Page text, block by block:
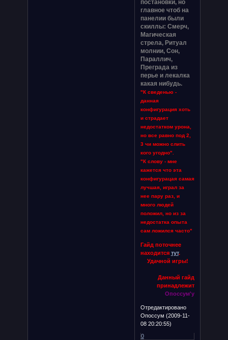
постановки, но
главное чтоб на
панелии были
скиллы: Смерч,
Магическая
стрела, Ритуал
молнии, Сон,
Параллич,
Преграда из
перье и лекалка
какая нибудь.
"К сведенью -
данная
конфигурация хоть
и страдает
недостатком урона,
но все равно под 2,
3 чи можно слить
кого угодно".
"К слову - мне
кажется что эта
конфигурацая самая
лучшая, играл за
нее пару раз, и
много людей
положил, но из за
недостатка опыта
сам ложился часто"
Гайд поточнее
находится тут.
Удачной игры!
Данный гайд
принадлежит
Опоссум'у
Отредактировано
Опоссум (2009-11-
08 20:20:55)
0